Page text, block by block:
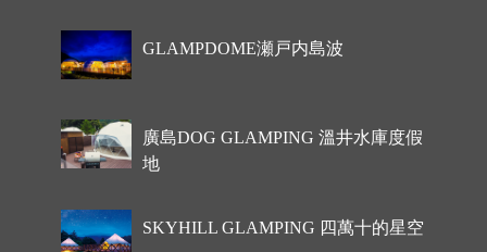
GLAMPDOME瀬戸内島波
廣島DOG GLAMPING 溫井水庫度假
地
SKYHILL GLAMPING 四萬十的星空